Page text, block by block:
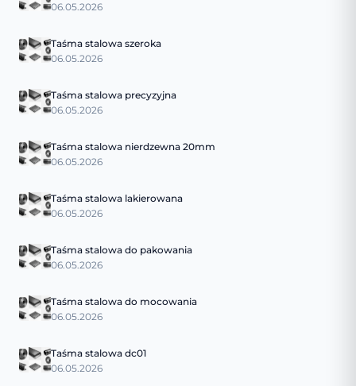
06.05.2026
Taśma stalowa szeroka
06.05.2026
Taśma stalowa precyzyjna
06.05.2026
Taśma stalowa nierdzewna 20mm
06.05.2026
Taśma stalowa lakierowana
06.05.2026
Taśma stalowa do pakowania
06.05.2026
Taśma stalowa do mocowania
06.05.2026
Taśma stalowa dc01
06.05.2026